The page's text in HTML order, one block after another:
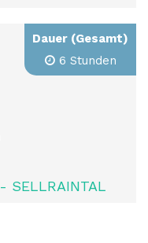
SELLRAINTAL
Dauer (Gesamt)
6 Stunden